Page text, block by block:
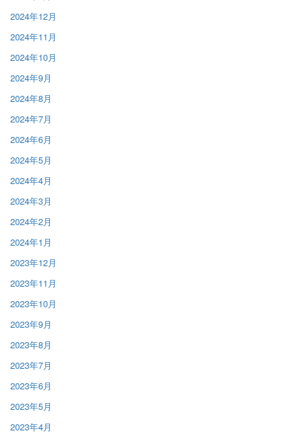
2024年12月
2024年11月
2024年10月
2024年9月
2024年8月
2024年7月
2024年6月
2024年5月
2024年4月
2024年3月
2024年2月
2024年1月
2023年12月
2023年11月
2023年10月
2023年9月
2023年8月
2023年7月
2023年6月
2023年5月
2023年4月